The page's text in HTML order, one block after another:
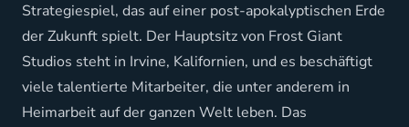
Strategiespiel, das auf einer post-apokalyptischen Erde
der Zukunft spielt. Der Hauptsitz von Frost Giant
Studios steht in Irvine, Kalifornien, und es beschäftigt
viele talentierte Mitarbeiter, die unter anderem in
Heimarbeit auf der ganzen Welt leben. Das